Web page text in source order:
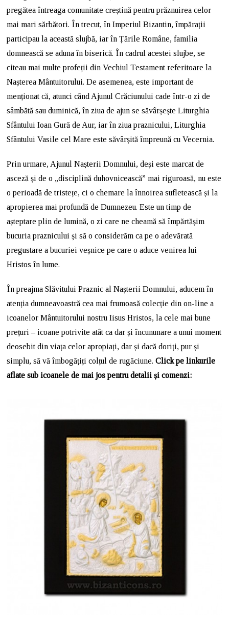
pregătea întreaga comunitate creștină pentru prăznuirea celor
mai mari sărbători. În trecut, în Imperiul Bizantin, împărații
participau la această slujbă, iar în Țările Române, familia
domnească se aduna în biserică. În cadrul acestei slujbe, se
citeau mai multe profeții din Vechiul Testament referitoare la
Nașterea Mântuitorului. De asemenea, este important de
menționat că, atunci când Ajunul Crăciunului cade într-o zi de
sâmbătă sau duminică, în ziua de ajun se săvârșește Liturghia
Sfântului Ioan Gură de Aur, iar în ziua praznicului, Liturghia
Sfântului Vasile cel Mare este săvârșită împreună cu Vecernia.
Prin urmare, Ajunul Nașterii Domnului, deși este marcat de
asceză și de o „disciplină duhovnicească” mai riguroasă, nu este
o perioadă de tristețe, ci o chemare la înnoirea sufletească și la
apropierea mai profundă de Dumnezeu. Este un timp de
așteptare plin de lumină, o zi care ne cheamă să împărtășim
bucuria praznicului și să o considerăm ca pe o adevărată
pregustare a bucuriei veșnice pe care o aduce venirea lui
Hristos în lume.
În preajma Slăvitului Praznic al Nașterii Domnului, aducem în
atenția dumneavoastră cea mai frumoasă colecție din on-line a
icoanelor Mântuitorului nostru Iisus Hristos, la cele mai bune
prețuri – icoane potrivite atât ca dar și încununare a unui moment
deosebit din viața celor apropiați, dar și dacă doriți, pur și
simplu, să vă îmbogățiți colțul de rugăciune.Click pe linkurile
aflate sub icoanele de mai jos pentru detalii și comenzi: